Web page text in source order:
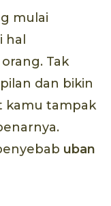
mulai
hal
Tak
dan bikin
kamu tampak
uban